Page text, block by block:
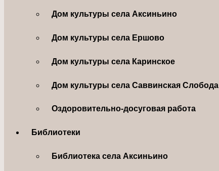
Дом культуры села Аксиньино
Дом культуры села Ершово
Дом культуры села Каринское
Дом культуры села Саввинская Слобода
Оздоровительно-досуговая работа
Библиотеки
Библиотека села Аксиньино